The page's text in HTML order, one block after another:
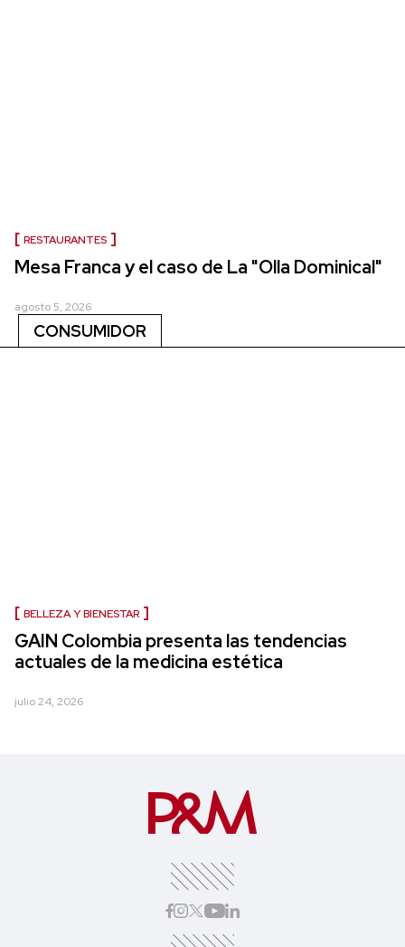
RESTAURANTES
Mesa Franca y el caso de La "Olla Dominical"
agosto 5, 2026
CONSUMIDOR
BELLEZA Y BIENESTAR
GAIN Colombia presenta las tendencias
actuales de la medicina estética
julio 24, 2026